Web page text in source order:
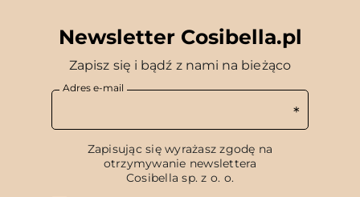
Newsletter Cosibella.pl
Zapisz się i bądź z nami na bieżąco
Adres e-mail
Zapisując się wyrażasz zgodę na
otrzymywanie newslettera
Cosibella sp. z o. o.